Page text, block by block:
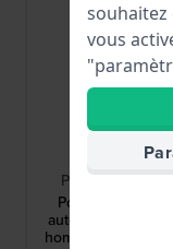
Maurice
PT6358-SS002-
Pontos 41 mm
automatique
homme avec date
souhaitez
vous